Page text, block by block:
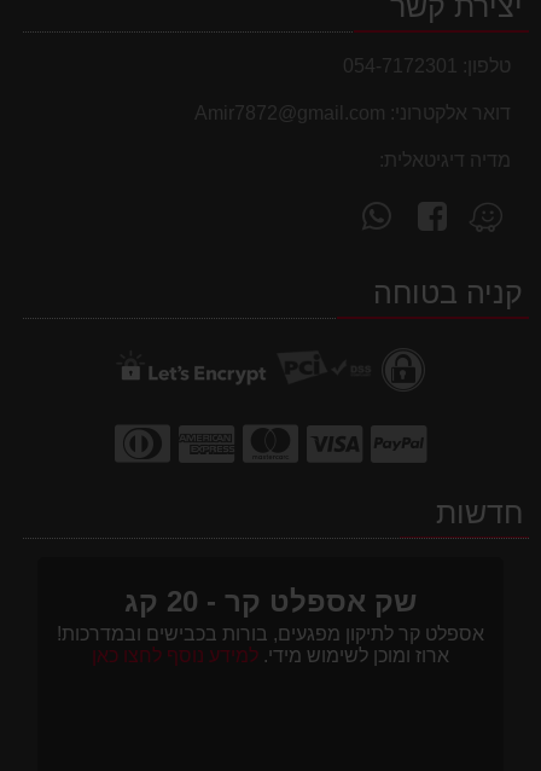
טלפון: 054-7172301
דואר אלקטרוני: Amir7872@gmail.com
מדיה דיגיטאלית:
מצא
אותנו
Waze
עקוב
אחרינו
facebookקניה בטוחה
חדשות
שק אספלט קר - 20 קג
אספלט קר לתיקון מפגעים, בורות בכבישים ובמדרכות!
ארוז ומוכן לשימוש מידי. למידע נוסף לחצו כאן